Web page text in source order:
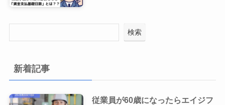
検索
新着記事
従業員が60歳になったらエイジフ